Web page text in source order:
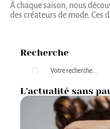
À chaque saison, nous
des créateurs de mode. Ces
Recherche
L’actualité sans